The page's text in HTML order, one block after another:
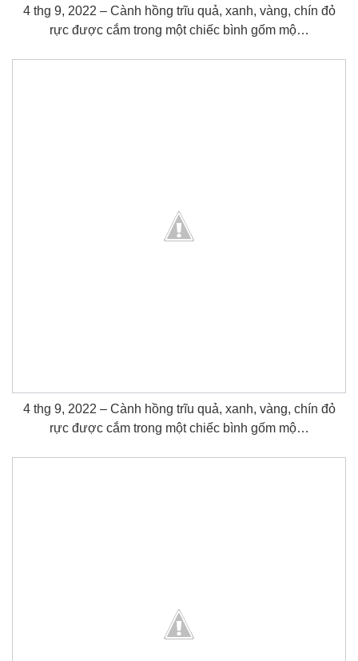
4 thg 9, 2022 – Cành hồng trĩu quả, xanh, vàng, chín đỏ
rực được cắm trong một chiếc bình gốm mộ…
4 thg 9, 2022 – Cành hồng trĩu quả, xanh, vàng, chín đỏ
rực được cắm trong một chiếc bình gốm mộ…